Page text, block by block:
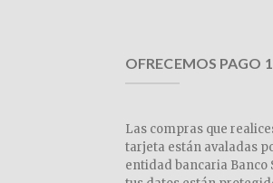
OFRECEMOS PAGO
Las compras que
tarjeta están avaladas
entidad bancaria Banco